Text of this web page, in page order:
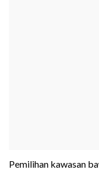
Pemilihan kawasan